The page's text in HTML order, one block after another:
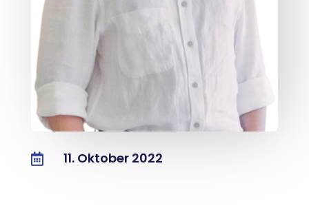
 11. Oktober 2022